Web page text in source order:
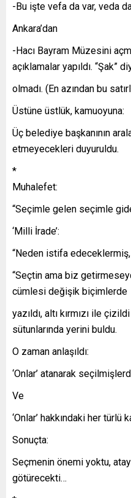
-Bu işte vefa da var, veda
Ankara’dan
-Hacı Bayram Müzesini
açıklamalar yapıldı. “Şak”
olmadı. (En azından bu
Üstüne üstlük, kamuoyuna:
Üç belediye başkanının
etmeyecekleri duyuruldu.
*
Muhalefet:
“Seçimle gelen seçimle
‘Milli İrade’:
“Neden istifa
“Seçtin ama biz
cümlesi değişik biçimlerde
yazıldı, altı kırmızı ile
sütunlarında yerini buldu.
O zaman anlaşıldı:
‘Onlar’ atanarak
Ve
‘Onlar’ hakkındaki her türlü
Sonuçta:
Seçmenin önemi yoktu,
götürecekti…